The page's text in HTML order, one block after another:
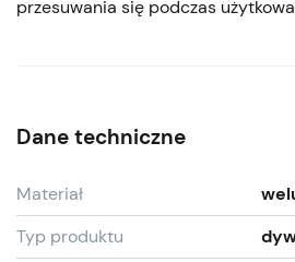
przesuwania się podczas
Dane techniczne
Materiał
Typ produktu